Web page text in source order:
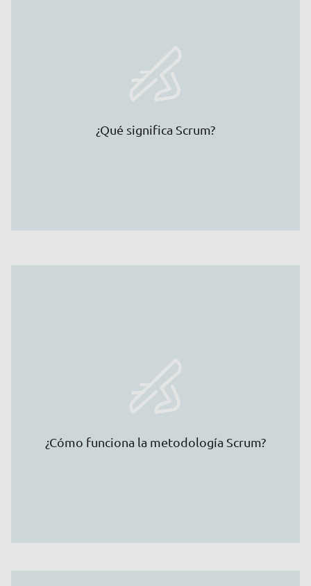
¿Qué significa Scrum?
¿Cómo funciona la metodología Scrum?